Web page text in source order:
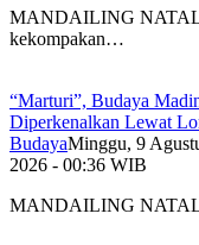
MANDAILING NATAL
kekompakan…
“Marturi”, Budaya
Diperkenalkan Lewat
BudayaMinggu, 9
2026 - 00:36 WIB
MANDAILING NATAL